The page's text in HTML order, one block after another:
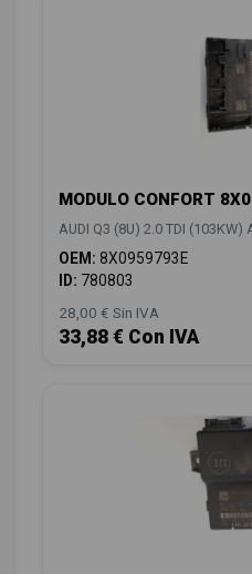
MODULO CONFORT
AUDI Q3 (8U) 2.0 TDI (103KW)
OEM: 8X0959793E
ID: 780803
28,00 € Sin IVA
33,88 € Con IVA